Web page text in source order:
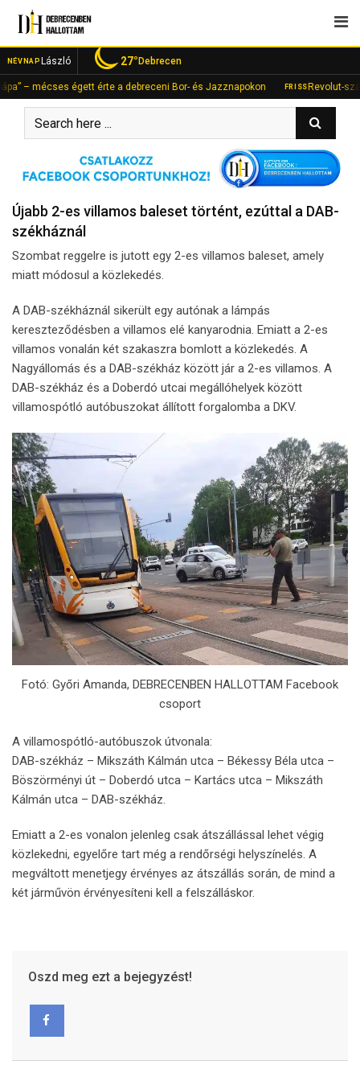
content
NÉVNAP László 27°Debrecen
mécses égett érte a debreceni Bor- és Jazznapokon FRISS Revolut-
Újabb 2-es villamos baleset történt, ezúttal a DAB-
székháznál
Szombat reggelre is jutott egy 2-es villamos baleset, amely
miatt módosul a közlekedés.
A DAB-székháznál sikerült egy autónak a lámpás
kereszteződésben a villamos elé kanyarodnia. Emiatt a 2-es
villamos vonalán két szakaszra bomlott a közlekedés. A
Nagyállomás és a DAB-székház között jár a 2-es villamos. A
DAB-székház és a Doberdó utcai megállóhelyek között
villamospótló autóbuszokat állított forgalomba a DKV.
Fotó: Győri Amanda, DEBRECENBEN HALLOTTAM Facebook
csoport
A villamospótló-autóbuszok útvonala:
DAB-székház – Mikszáth Kálmán utca – Békessy Béla utca –
Böszörményi út – Doberdó utca – Kartács utca – Mikszáth
Kálmán utca – DAB-székház.
Emiatt a 2-es vonalon jelenleg csak átszállással lehet végig
közlekedni, egyelőre tart még a rendőrségi helyszínelés. A
megváltott menetjegy érvényes az átszállás során, de mind a
két járművön érvényesíteni kell a felszálláskor.
Oszd meg ezt a bejegyzést!